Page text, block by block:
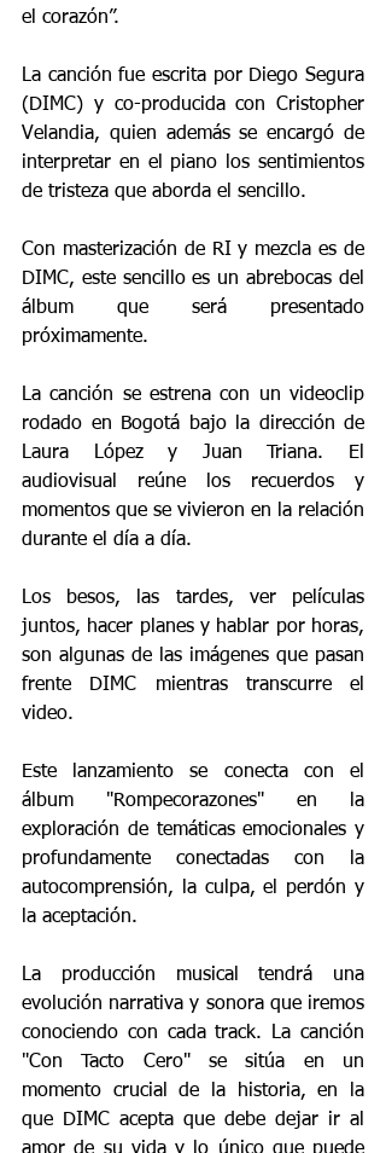
el corazón”.
La canción fue escrita por Diego Segura
(DIMC) y co-producida con Cristopher
Velandia, quien además se encargó de
interpretar en el piano los sentimientos
de tristeza que aborda el sencillo.
Con masterización de RI y mezcla es de
DIMC, este sencillo es un abrebocas del
álbum que será presentado
próximamente.
La canción se estrena con un videoclip
rodado en Bogotá bajo la dirección de
Laura López y Juan Triana. El
audiovisual reúne los recuerdos y
momentos que se vivieron en la relación
durante el día a día.
Los besos, las tardes, ver películas
juntos, hacer planes y hablar por horas,
son algunas de las imágenes que pasan
frente DIMC mientras transcurre el
video.
Este lanzamiento se conecta con el
álbum "Rompecorazones" en la
exploración de temáticas emocionales y
profundamente conectadas con la
autocomprensión, la culpa, el perdón y
la aceptación.
La producción musical tendrá una
evolución narrativa y sonora que iremos
conociendo con cada track. La canción
"Con Tacto Cero" se sitúa en un
momento crucial de la historia, en la
que DIMC acepta que debe dejar ir al